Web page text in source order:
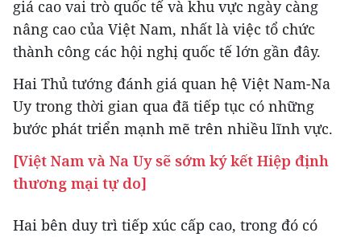
giá cao vai trò quốc tế và khu vực ngày càng
nâng cao của Việt Nam, nhất là việc tổ chức
thành công các hội nghị quốc tế lớn gần đây.
Hai Thủ tướng đánh giá quan hệ Việt Nam-Na
Uy trong thời gian qua đã tiếp tục có những
bước phát triển mạnh mẽ trên nhiều lĩnh vực.
[Việt Nam và Na Uy sẽ sớm ký kết Hiệp định
thương mại tự do]
Hai bên duy trì tiếp xúc cấp cao, trong đó có